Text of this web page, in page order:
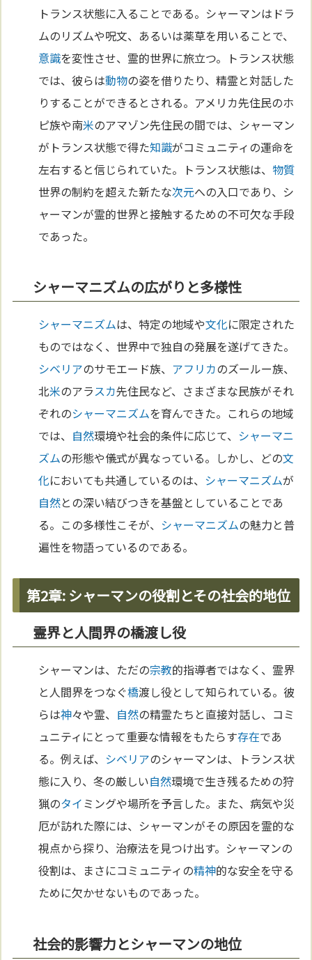
トランス状態に入ることである。シャーマンはドラ
ムのリズムや呪文、あるいは薬草を用いることで、
意識を変性させ、霊的世界に旅立つ。トランス状態
では、彼らは動物の姿を借りたり、精霊と対話した
りすることができるとされる。アメリカ先住民のホ
ピ族や南米のアマゾン先住民の間では、シャーマン
がトランス状態で得た知識がコミュニティの運命を
左右すると信じられていた。トランス状態は、 物質
世界の制約を超えた新たな次元への入口であり、シ
ャーマンが霊的世界と接触するための不可欠な手段
であった。
シャーマニズムの広がりと多様性
シャーマニズムは、特定の地域や文化に限定された
ものではなく、世界中で独自の発展を遂げてきた。
シベリアのサモエード族、 アフリカのズールー族、
北米のアラスカ先住民など、さまざまな民族がそれ
ぞれのシャーマニズムを育んできた。これらの地域
では、 自然環境や社会的条件に応じて、 シャーマニ
ズムの形態や儀式が異なっている。しかし、どの文
化においても共通しているのは、 シャーマニズムが
自然との深い結びつきを基盤としていることであ
る。この多様性こそが、 シャーマニズムの魅力と普
遍性を物語っているのである。
第2章: シャーマンの役割とその社会的地位
霊界と人間界の橋渡し役
シャーマンは、ただの宗教的指導者ではなく、霊界
と人間界をつなぐ橋渡し役として知られている。彼
らは神々や霊、 自然の精霊たちと直接対話し、コミ
ュニティにとって重要な情報をもたらす存在であ
る。例えば、 シベリアのシャーマンは、トランス状
態に入り、冬の厳しい自然環境で生き残るための狩
猟のタイミングや場所を予言した。また、病気や災
厄が訪れた際には、シャーマンがその原因を霊的な
視点から探り、治療法を見つけ出す。シャーマンの
役割は、まさにコミュニティの精神的な安全を守る
ために欠かせないものであった。
社会的影響力とシャーマンの地位